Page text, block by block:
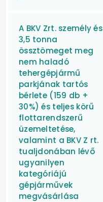
A BKV Zrt. személy és
3,5 tonna
össztömeget meg
nem haladó
tehergépjármű
parkjának tartós
bérlete (159 db +
30%) és teljes körű
flottarendszerű
üzemeltetése,
valamint a BKV Z rt.
tualjdonában lévő
ugyanilyen
kategóriájú
gépjárművek
megvásárlása